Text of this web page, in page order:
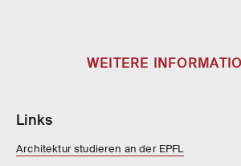
WEITERE
Links
Architektur studieren an der EPFL